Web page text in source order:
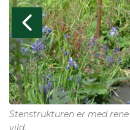
Stenstrukturen er med
vild.